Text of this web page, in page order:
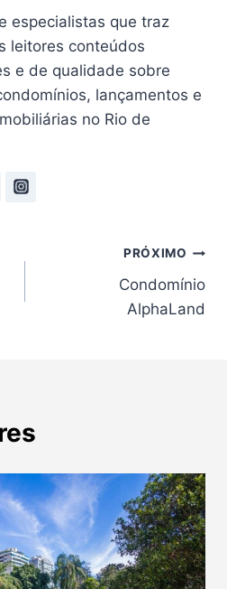
especialistas que traz
leitores conteúdos
e de qualidade sobre
lançamentos e
no Rio de
PRÓXIMO
Condomínio
AlphaLand